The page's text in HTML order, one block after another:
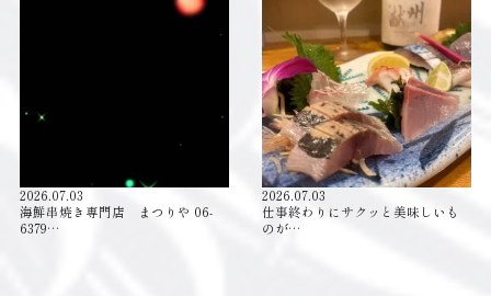
2026.07.03
海鮮串焼き専門店 まつりや 06-
6379…
2026.07.03
仕事終わりにサクッと美味しいも
のが…